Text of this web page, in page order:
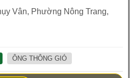
Vân, Phường Nông Trang,
ÔNG THÔNG GIÓ